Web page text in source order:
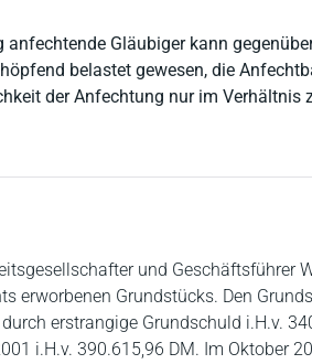
Gläubiger kann
belastet gewesen, die
der Anfechtung nur im Verhältnis
und Geschäftsführer
erworbenen Grundstücks. Den
erstrangige Grundschuld i.H.v.
i.H.v. 390.615,96 DM. Im Oktober